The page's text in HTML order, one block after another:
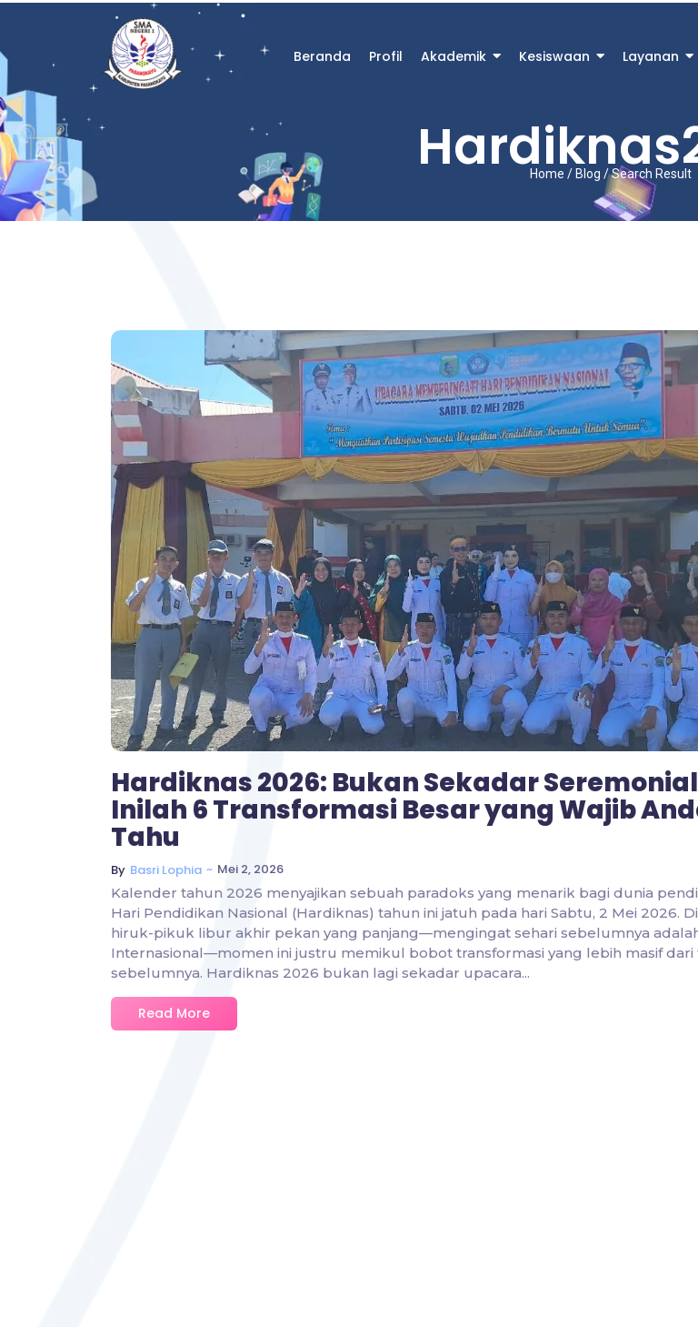
Beranda Profil Akademik Kesiswaan Layanan
Home / Blog / Search Result
6 Comments
Hardiknas 2026: Bukan Sekadar
Inilah 6 Transformasi Besar yang Wajib
Tahu
By Basri Lophia ~ Mei 2, 2026
Kalender tahun 2026 menyajikan sebuah paradoks yang menarik bagi dunia
Hari Pendidikan Nasional (Hardiknas) tahun ini jatuh pada hari Sabtu, 2 Mei 2026.
hiruk-pikuk libur akhir pekan yang panjang—mengingat sehari sebelumnya
Internasional—momen ini justru memikul bobot transformasi yang lebih masif
sebelumnya. Hardiknas 2026 bukan lagi sekadar upacara...
Read More